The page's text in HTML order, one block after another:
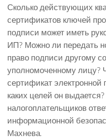
Сколько действующих
сертификатов ключей
подписи может иметь
ИП? Можно ли передать
право подписи другому
уполномоченному лицу?
сертификат электронной
каких целей он
налогоплательщиков
информационной
Махнева.